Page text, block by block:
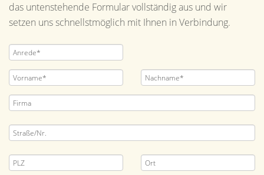
das untenstehende Formular vollständig aus und wir
setzen uns schnellstmöglich mit Ihnen in Verbindung.